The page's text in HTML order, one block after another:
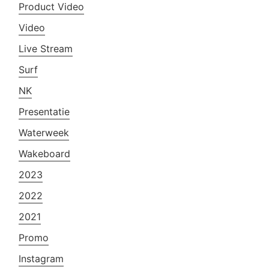
Product Video
Video
Live Stream
Surf
NK
Presentatie
Waterweek
Wakeboard
2023
2022
2021
Promo
Instagram